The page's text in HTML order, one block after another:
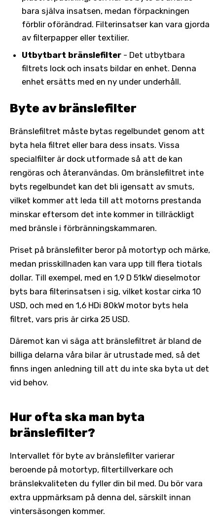
bara själva insatsen, medan förpackningen
förblir oförändrad. Filterinsatser kan vara gjorda
av filterpapper eller textilier.
Utbytbart bränslefilter - Det utbytbara
filtrets lock och insats bildar en enhet. Denna
enhet ersätts med en ny under underhåll.
Byte av bränslefilter
Bränslefiltret måste bytas regelbundet genom att
byta hela filtret eller bara dess insats. Vissa
specialfilter är dock utformade så att de kan
rengöras och återanvändas. Om bränslefiltret inte
byts regelbundet kan det bli igensatt av smuts,
vilket kommer att leda till att motorns prestanda
minskar eftersom det inte kommer in tillräckligt
med bränsle i förbränningskammaren.
Priset på bränslefilter beror på motortyp och märke,
medan prisskillnaden kan vara upp till flera tiotals
dollar. Till exempel, med en 1,9 D 51kW dieselmotor
byts bara filterinsatsen i sig, vilket kostar cirka 10
USD, och med en 1,6 HDi 80kW motor byts hela
filtret, vars pris är cirka 25 USD.
Däremot kan vi säga att bränslefiltret är bland de
billiga delarna våra bilar är utrustade med, så det
finns ingen anledning till att du inte ska byta ut det
vid behov.
Hur ofta ska man byta
bränslefilter?
Intervallet för byte av bränslefilter varierar
beroende på motortyp, filtertillverkare och
bränslekvaliteten du fyller din bil med. Du bör vara
extra uppmärksam på denna del, särskilt innan
vintersäsongen kommer.